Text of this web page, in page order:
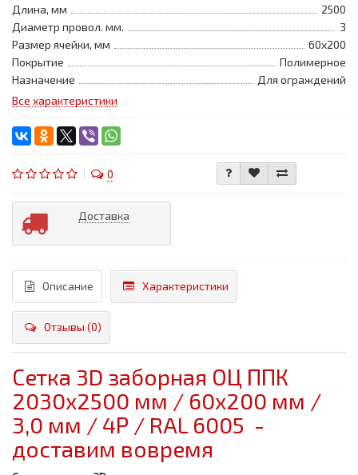
Длина, мм
2500
Диаметр провол. мм.
3
Размер ячейки, мм
60х200
Покрытие
Полимерное
Назначение
Для ограждений
Все характеристики
0
Доставка
Описание Характеристики
Отзывы (0)
Сетка 3D заборная ОЦ ППК
2030х2500 мм / 60х200 мм /
3,0 мм / 4Р / RAL 6005 -
доставим вовремя